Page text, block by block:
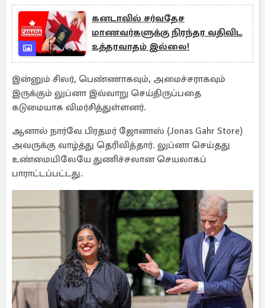
கனடாவில் சர்வதேச
மாணவர்களுக்கு நிரந்தர வதிவிட
உத்தரவாதம் இல்லை!
இன்னும் சிலர், பெண்ணாகவும், அமைச்சராகவும்
இருக்கும் லுப்னா இவ்வாறு செய்திருப்பதை
கடுமையாக விமர்சித்துள்ளனர்.
ஆனால் நார்வே பிரதமர் ஜோனாஸ் (Jonas Gahr Store)
அவருக்கு வாழ்த்து தெரிவித்தார். லுப்னா செய்தது
உண்மையிலேயே துணிச்சலான செயலாகப்
பாராட்டப்பட்டது.